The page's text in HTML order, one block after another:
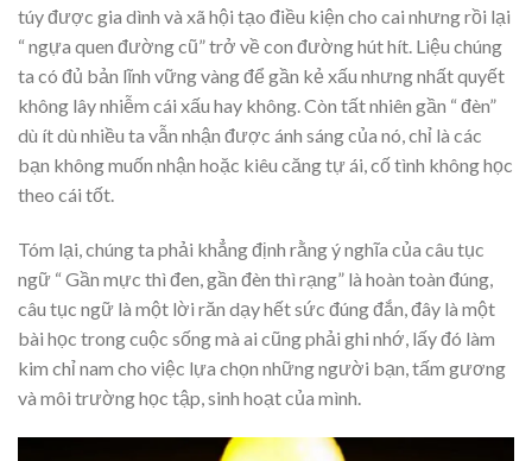
túy được gia dình và xã hội tạo điều kiện cho cai nhưng rồi lại
“ ngựa quen đường cũ” trở về con đường hút hít. Liệu chúng
ta có đủ bản lĩnh vững vàng để gần kẻ xấu nhưng nhất quyết
không lây nhiễm cái xấu hay không. Còn tất nhiên gần “ đèn”
dù ít dù nhiều ta vẫn nhận được ánh sáng của nó, chỉ là các
bạn không muốn nhận hoặc kiêu căng tự ái, cố tình không học
theo cái tốt.
Tóm lại, chúng ta phải khẳng định rằng ý nghĩa của câu tục
ngữ “ Gần mực thì đen, gần đèn thì rạng” là hoàn toàn đúng,
câu tục ngữ là một lời răn dạy hết sức đúng đắn, đây là một
bài học trong cuộc sống mà ai cũng phải ghi nhớ, lấy đó làm
kim chỉ nam cho việc lựa chọn những người bạn, tấm gương
và môi trường học tập, sinh hoạt của mình.